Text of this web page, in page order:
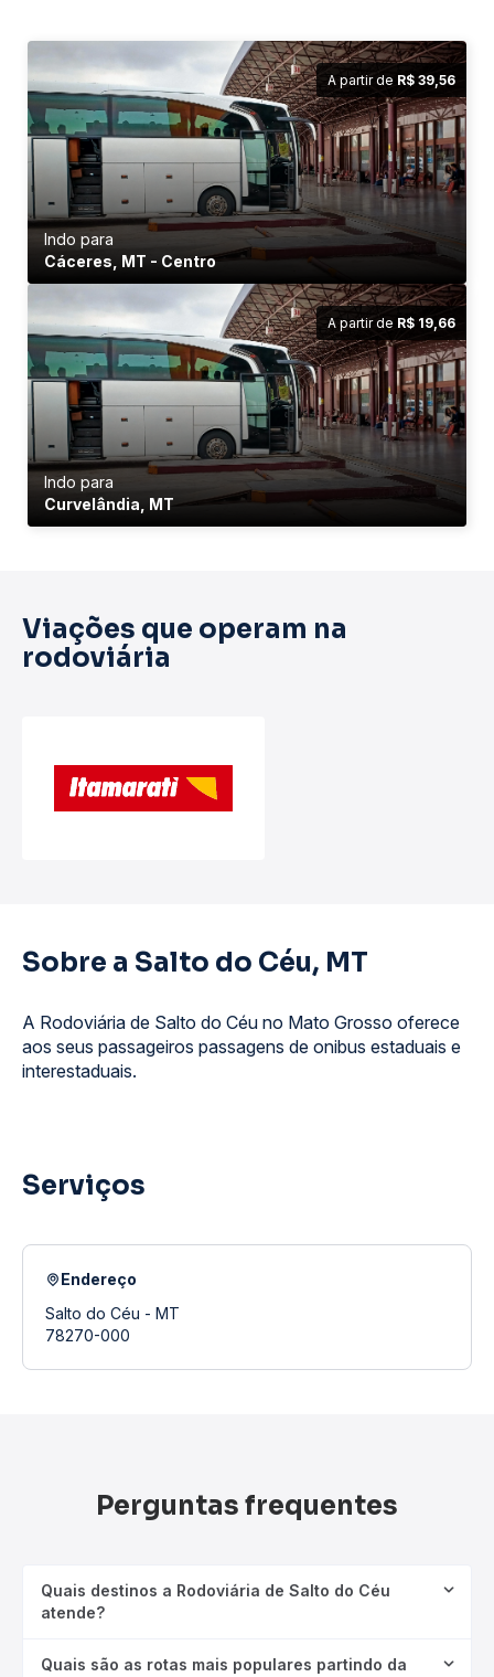
A partir de R$ 39,56
Indo para
Cáceres, MT - Centro
A partir de R$ 19,66
Indo para
Curvelândia, MT
Viações que operam na
rodoviária
Sobre a Salto do Céu, MT
A Rodoviária de Salto do Céu no Mato Grosso oferece
aos seus passageiros passagens de onibus estaduais e
interestaduais.
Serviços
Endereço
Salto do Céu - MT
78270-000
Perguntas frequentes
Quais destinos a Rodoviária de Salto do Céu
atende?
Quais são as rotas mais populares partindo da